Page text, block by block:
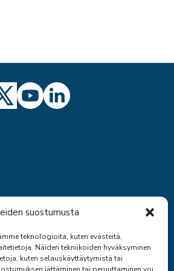
suostumusta
teknologioita, kuten evästeitä,
Näiden tekniikoiden hyväksyminen
kuten selauskäyttäytymistä tai